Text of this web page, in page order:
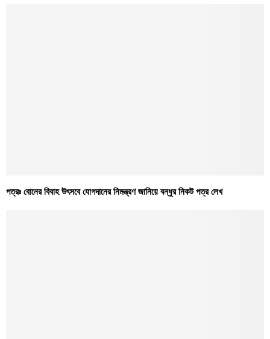
পত্রঃ বোনের বিবাহ উৎসবে যোগদানের নিমন্ত্রণ জানিয়ে বন্ধুর নিকট পত্র লেখ